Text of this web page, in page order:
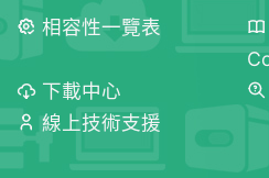
相容性一覽表
下載中心
線上技術支援